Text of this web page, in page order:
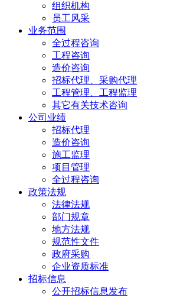
组织机构
员工风采
业务范围
全过程咨询
工程咨询
造价咨询
招标代理、采购代理
工程管理、工程监理
其它有关技术咨询
公司业绩
招标代理
造价咨询
施工监理
项目管理
全过程咨询
政策法规
法律法规
部门规章
地方法规
规范性文件
政府采购
企业资质标准
招标信息
公开招标信息发布